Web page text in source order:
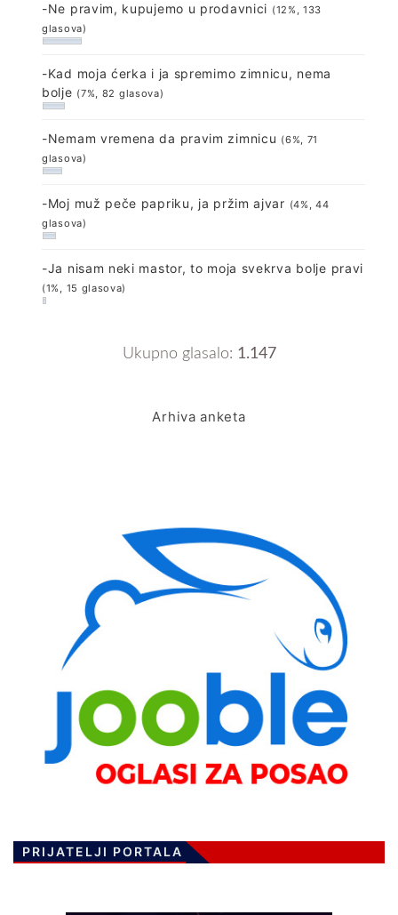
-Ne pravim, kupujemo u prodavnici (12%, 133
glasova)
-Kad moja ćerka i ja spremimo zimnicu, nema
bolje (7%, 82 glasova)
-Nemam vremena da pravim zimnicu (6%, 71
glasova)
-Moj muž peče papriku, ja pržim ajvar (4%, 44
glasova)
-Ja nisam neki mastor, to moja svekrva bolje pravi
(1%, 15 glasova)
Ukupno glasalo: 1.147
Arhiva anketa
PRIJATELJI PORTALA